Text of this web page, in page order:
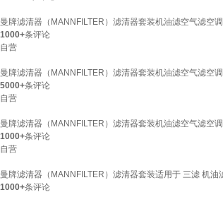
曼牌滤清器（MANNFILTER）滤清器套装机油滤空气滤空
1000+条评论
自营
曼牌滤清器（MANNFILTER）滤清器套装机油滤空气滤空
5000+条评论
自营
曼牌滤清器（MANNFILTER）滤清器套装机油滤空气滤空
1000+条评论
自营
曼牌滤清器（MANNFILTER）滤清器套装适用于 三滤 机
1000+条评论